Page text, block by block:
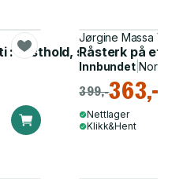
: kosthold, søvn, trening,
Jørgine Massa
Råsterk på et år
Innbundet|Norsk,
399,-363,-
Nettlager
Klikk&Hent